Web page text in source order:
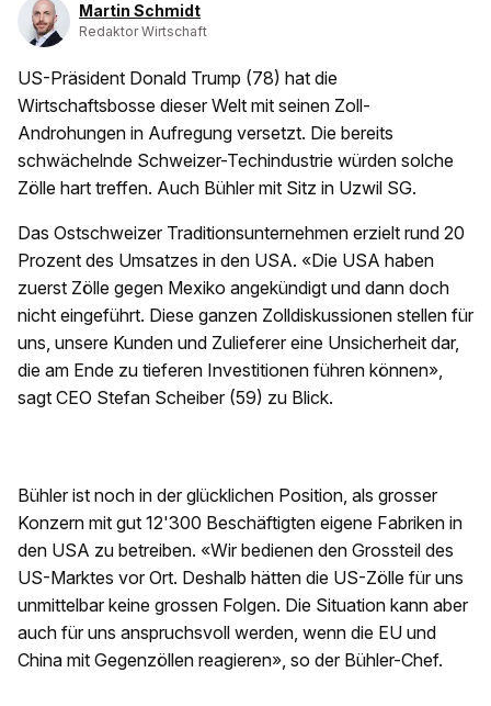
Martin Schmidt
Redaktor Wirtschaft
US-Präsident Donald Trump (78) hat die
Wirtschaftsbosse dieser Welt mit seinen Zoll-
Androhungen in Aufregung versetzt. Die bereits
schwächelnde Schweizer-Techindustrie würden solche
Zölle hart treffen. Auch Bühler mit Sitz in Uzwil SG.
Das Ostschweizer Traditionsunternehmen erzielt rund 20
Prozent des Umsatzes in den USA. «Die USA haben
zuerst Zölle gegen Mexiko angekündigt und dann doch
nicht eingeführt. Diese ganzen Zolldiskussionen stellen für
uns, unsere Kunden und Zulieferer eine Unsicherheit dar,
die am Ende zu tieferen Investitionen führen können»,
sagt CEO Stefan Scheiber (59) zu Blick.
Bühler ist noch in der glücklichen Position, als grosser
Konzern mit gut 12'300 Beschäftigten eigene Fabriken in
den USA zu betreiben. «Wir bedienen den Grossteil des
US-Marktes vor Ort. Deshalb hätten die US-Zölle für uns
unmittelbar keine grossen Folgen. Die Situation kann aber
auch für uns anspruchsvoll werden, wenn die EU und
China mit Gegenzöllen reagieren», so der Bühler-Chef.